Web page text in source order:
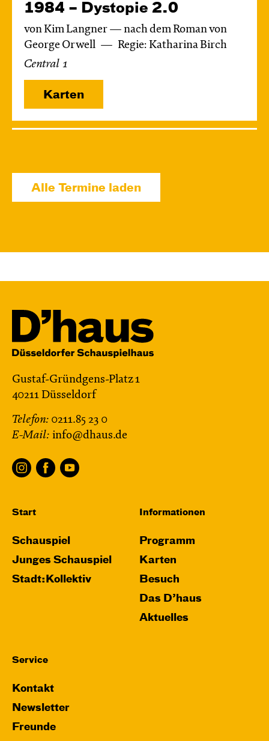
1984 – Dystopie 2.0
von Kim Langner — nach dem Roman von
George Orwell
Regie: Katharina Birch
Central 1
Karten
Das grüne König­reich
Mi, 25.11. / 10:00 – 11:15
Das grüne König­reich
von Cornelia Funke und Tammi Hartung
Regie und Bühne: Leonie Rohlfing
Mit künstlerischer Audiodeskription
Do, 26.11. / 10:00 – 11:15
Das grüne König­reich
von Cornelia Funke und Tammi Hartung
Mit künstlerischer Audiodeskription
Alle Termine laden
Gustaf-Gründgens-Platz 1
40211 Düsseldorf
Telefon: 0211.85 23 0
E-Mail: info@dhaus.de
Start
Schauspiel
Junges Schauspiel
Stadt:Kollektiv
Informationen
Programm
Karten
Besuch
Das D’haus
Aktuelles
Service
Kontakt
Newsletter
Freunde